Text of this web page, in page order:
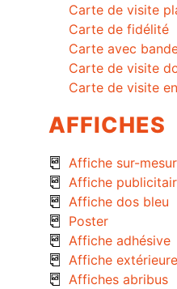
Carte de visite
Carte de fidélité
Carte avec
Carte de visite
Carte de visite
AFFICHES
Affiche sur-
Affiche
Affiche dos bleu
Poster
Affiche adhésive
Affiche
Affiches abribus